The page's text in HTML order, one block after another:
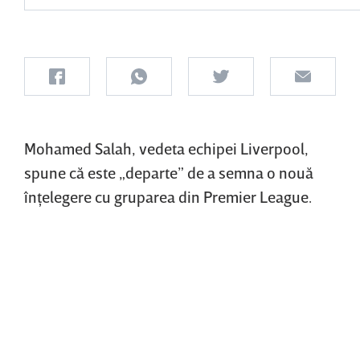
Mohamed Salah, vedeta echipei Liverpool,
spune că este „departe” de a semna o nouă
înţelegere cu gruparea din Premier League.